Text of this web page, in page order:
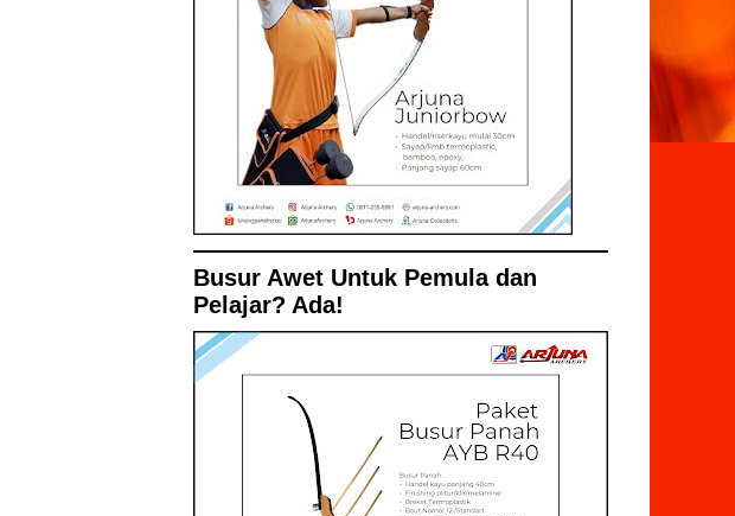
Busur Awet Untuk Pemula dan
Pelajar? Ada!